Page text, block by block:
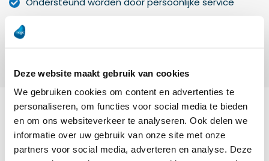
Deze website maakt gebruik van cookies
We gebruiken cookies om content en advertenties te
personaliseren, om functies voor social media te bieden
en om ons websiteverkeer te analyseren. Ook delen we
informatie over uw gebruik van onze site met onze
partners voor social media, adverteren en analyse. Deze
Als het er nog niet is, bouwen we het. En als het er al is,
integreren wij het.
Sectoren waar we eerder het verschil
hebben gemaakt